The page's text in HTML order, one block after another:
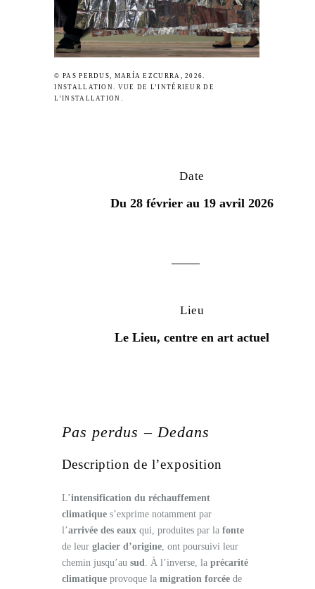
© PAS PERDUS, MARÍA EZCURRA, 2026.
INSTALLATION. VUE DE L’INTÉRIEUR DE
L’INSTALLATION.
Date
Du 28 février au 19 avril 2026
Lieu
Le Lieu, centre en art actuel
Pas perdus – Dedans
Description de l’exposition
L’intensification du réchauffement
climatiques’exprime notamment par
l’arrivée des eauxqui, produites par la fonte
de leur glacier d’origine, ont poursuivi leur
chemin jusqu’au sud. À l’inverse, la précarité
climatiqueprovoque la migration forcéede